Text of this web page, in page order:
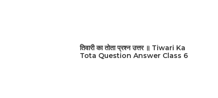
तिवारी का तोता प्रश्न उत्तर ॥ Tiwari Ka
Tota Question Answer Class 6